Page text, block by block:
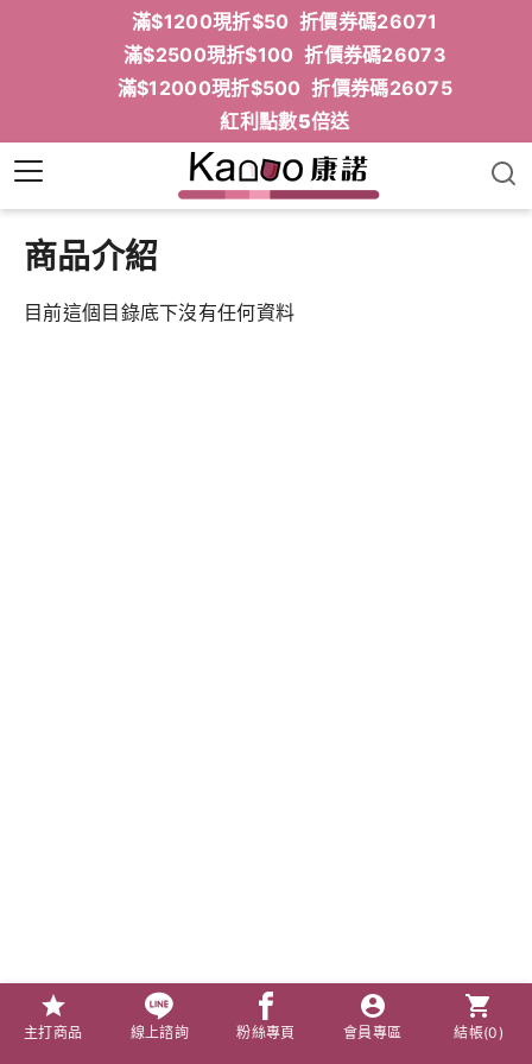
滿$1200現折$50 折價券碼26071
滿$2500現折$100 折價券碼26073
滿$12000現折$500 折價券碼26075
紅利點數5倍送
商品介紹
目前這個目錄底下沒有任何資料
主打商品 線上諮詢 粉絲專頁 會員專區 結帳(0)